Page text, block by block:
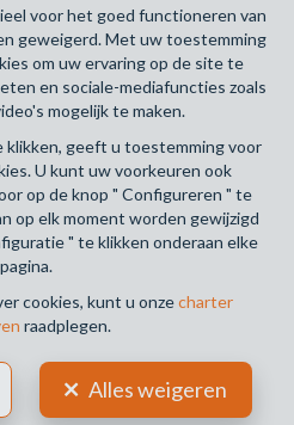
voor het goed functioneren van
geweigerd. Met uw toestemming
om uw ervaring op de site te
en sociale-mediafuncties zoals
mogelijk te maken.
klikken, geeft u toestemming voor
U kunt uw voorkeuren ook
op de knop " Configureren " te
op elk moment worden gewijzigd
" te klikken onderaan elke
pagina.
cookies, kunt u onzecharter
raadplegen.
Alles weigeren
code
Belgium, Troonplein 1, 1000
Dekking geldt voor
worden uitgevoerd
de website
DESIGNED AND DEVELOPED BY